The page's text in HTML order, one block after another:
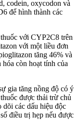
codein, oxycodon và
để hình thành các
với CYP2C8 trên
với một liều đơn
tăng 46% và
còn hoạt tính của
gia tăng nồng độ có ý
được thải trừ chủ
dõi các dấu hiệu độc
điều trị hẹp nếu được